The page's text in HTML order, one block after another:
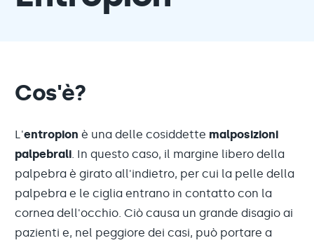
Cos'è?
L'entropion è una delle cosiddette malposizioni
palpebrali. In questo caso, il margine libero della
palpebra è girato all'indietro, per cui la pelle della
palpebra e le ciglia entrano in contatto con la
cornea dell'occhio. Ciò causa un grande disagio ai
pazienti e, nel peggiore dei casi, può portare a